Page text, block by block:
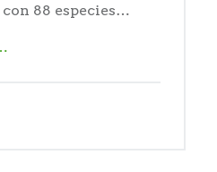
88 especies…